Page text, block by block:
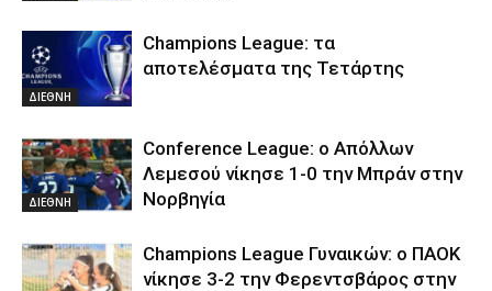
ΔΙΕΘΝΗ
Champions League: τα
αποτελέσματα της Τετάρτης
ΔΙΕΘΝΗ
Conference League: ο Απόλλων
Λεμεσού νίκησε 1-0 την Μπράν στην
Νορβηγία
Champions League Γυναικών: ο ΠΑΟΚ
νίκησε 3-2 την Φερεντσβάρος στην